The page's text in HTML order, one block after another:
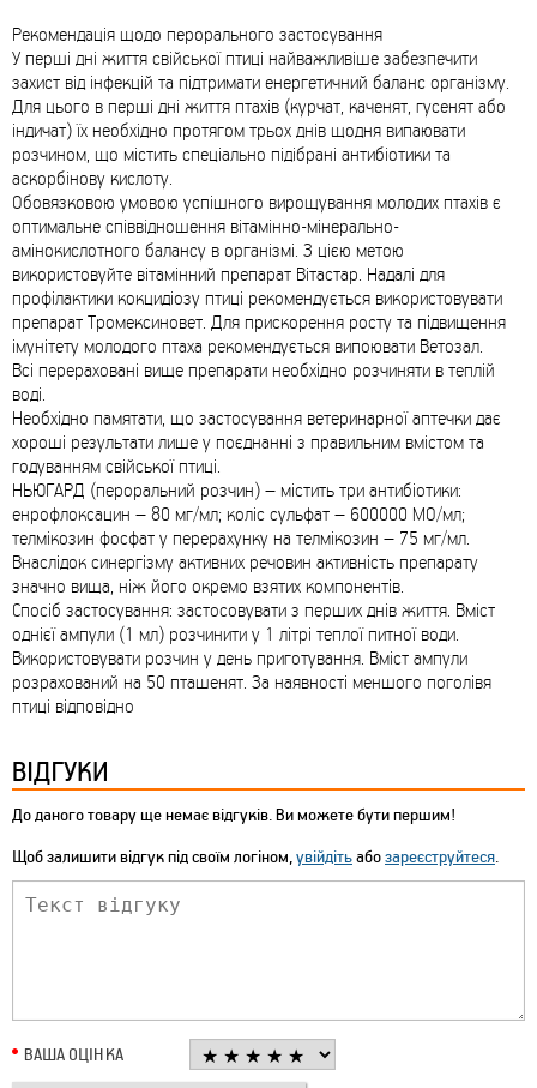
Рекомендація щодо перорального застосування
У перші дні життя свійської птиці найважливіше забезпечити
захист від інфекцій та підтримати енергетичний баланс організму.
Для цього в перші дні життя птахів (курчат, каченят, гусенят або
індичат) їх необхідно протягом трьох днів щодня випаювати
розчином, що містить спеціально підібрані антибіотики та
аскорбінову кислоту.
Обовязковою умовою успішного вирощування молодих птахів є
оптимальне співвідношення вітамінно-мінерально-
амінокислотного балансу в організмі. З цією метою
використовуйте вітамінний препарат Вітастар. Надалі для
профілактики кокцидіозу птиці рекомендується використовувати
препарат Тромексиновет. Для прискорення росту та підвищення
імунітету молодого птаха рекомендується випоювати Ветозал.
Всі перераховані вище препарати необхідно розчиняти в теплій
воді.
Необхідно памятати, що застосування ветеринарної аптечки дає
хороші результати лише у поєднанні з правильним вмістом та
годуванням свійської птиці.
НЬЮГАРД (пероральний розчин) – містить три антибіотики:
енрофлоксацин – 80 мг/мл; коліс сульфат – 600000 МО/мл;
телмікозин фосфат у перерахунку на телмікозин – 75 мг/мл.
Внаслідок синергізму активних речовин активність препарату
значно вища, ніж його окремо взятих компонентів.
Спосіб застосування: застосовувати з перших днів життя. Вміст
однієї ампули (1 мл) розчинити у 1 літрі теплої питної води.
Використовувати розчин у день приготування. Вміст ампули
розрахований на 50 пташенят. За наявності меншого поголівя
птиці відповідно
ВІДГУКИ
До даного товару ще немає відгуків. Ви можете бути першим!
Щоб залишити відгук під своїм логіном,увійдітьабозареєструйтеся.
ВАША ОЦІНКА